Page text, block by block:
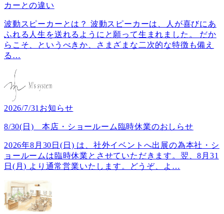
カーとの違い
波動スピーカーとは？ 波動スピーカーは、人が喜びにあ
ふれる人生を送れるようにと願って生まれました。 だか
らこそ、というべきか、さまざまな二次的な特徴も備え
る …
2026/7/31お知らせ
8/30(日) 本店・ショールーム臨時休業のおしらせ
2026年8月30日(日) は、社外イベントへ出展の為本社・シ
ョールームは臨時休業とさせていただきます。翌、8月31
日(月) より通常営業いたします。どうぞ、よ …